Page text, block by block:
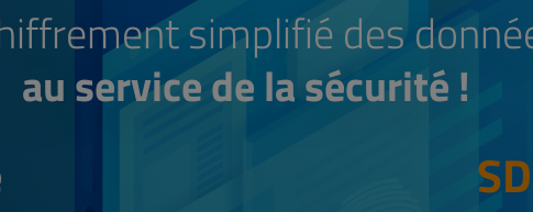
simplifié des
au service de la sécurité !